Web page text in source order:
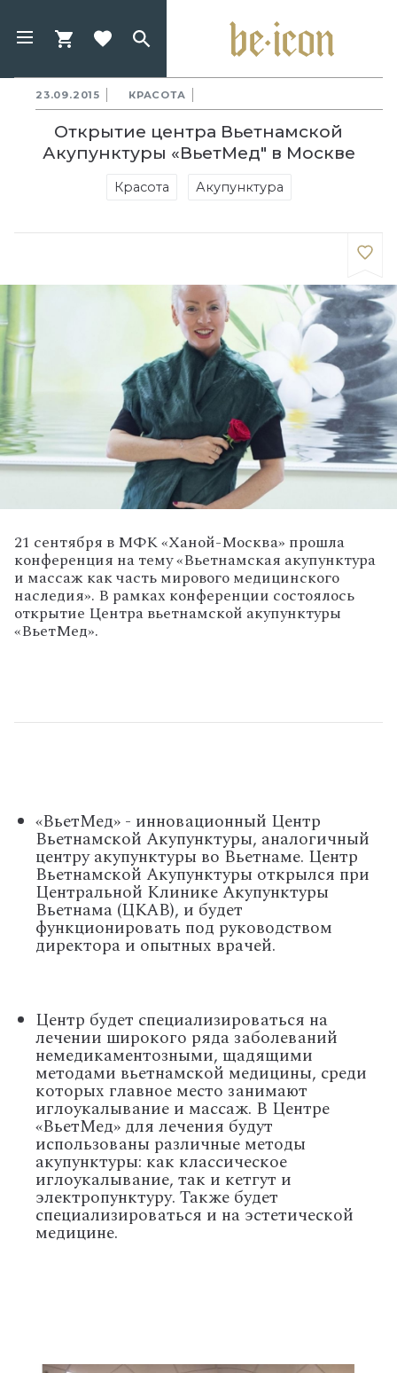
23.09.2015 КРАСОТА
Открытие центра Вьетнамской
Акупунктуры «ВьетМед" в Москве
Красота Акупунктура
21 сентября в МФК «Ханой-Москва» прошла
конференция на тему «Вьетнамская акупунктура
и массаж как часть мирового медицинского
наследия». В рамках конференции состоялось
открытие Центра вьетнамской акупунктуры
«ВьетМед».
«ВьетМед» - инновационный Центр
Вьетнамской Акупунктуры, аналогичный
центру акупунктуры во Вьетнаме. Центр
Вьетнамской Акупунктуры открылся при
Центральной Клинике Акупунктуры
Вьетнама (ЦКАВ), и будет
функционировать под руководством
директора и опытных врачей.
Центр будет специализироваться на
лечении широкого ряда заболеваний
немедикаментозными, щадящими
методами вьетнамской медицины, среди
которых главное место занимают
иглоукалывание и массаж. В Центре
«ВьетМед» для лечения будут
использованы различные методы
акупунктуры: как классическое
иглоукалывание, так и кетгут и
электропунктуру. Также будет
специализироваться и на эстетической
медицине.